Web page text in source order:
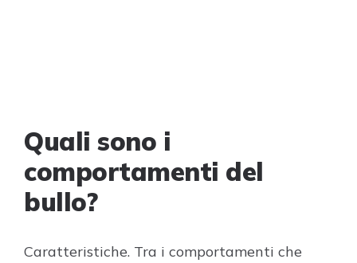
Quali sono i
comportamenti del
bullo?
Caratteristiche. Tra i comportamenti che